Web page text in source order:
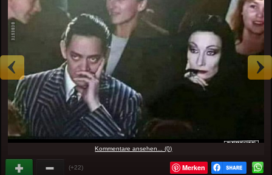
Kommentare ansehen... (0)
(+22) Merken